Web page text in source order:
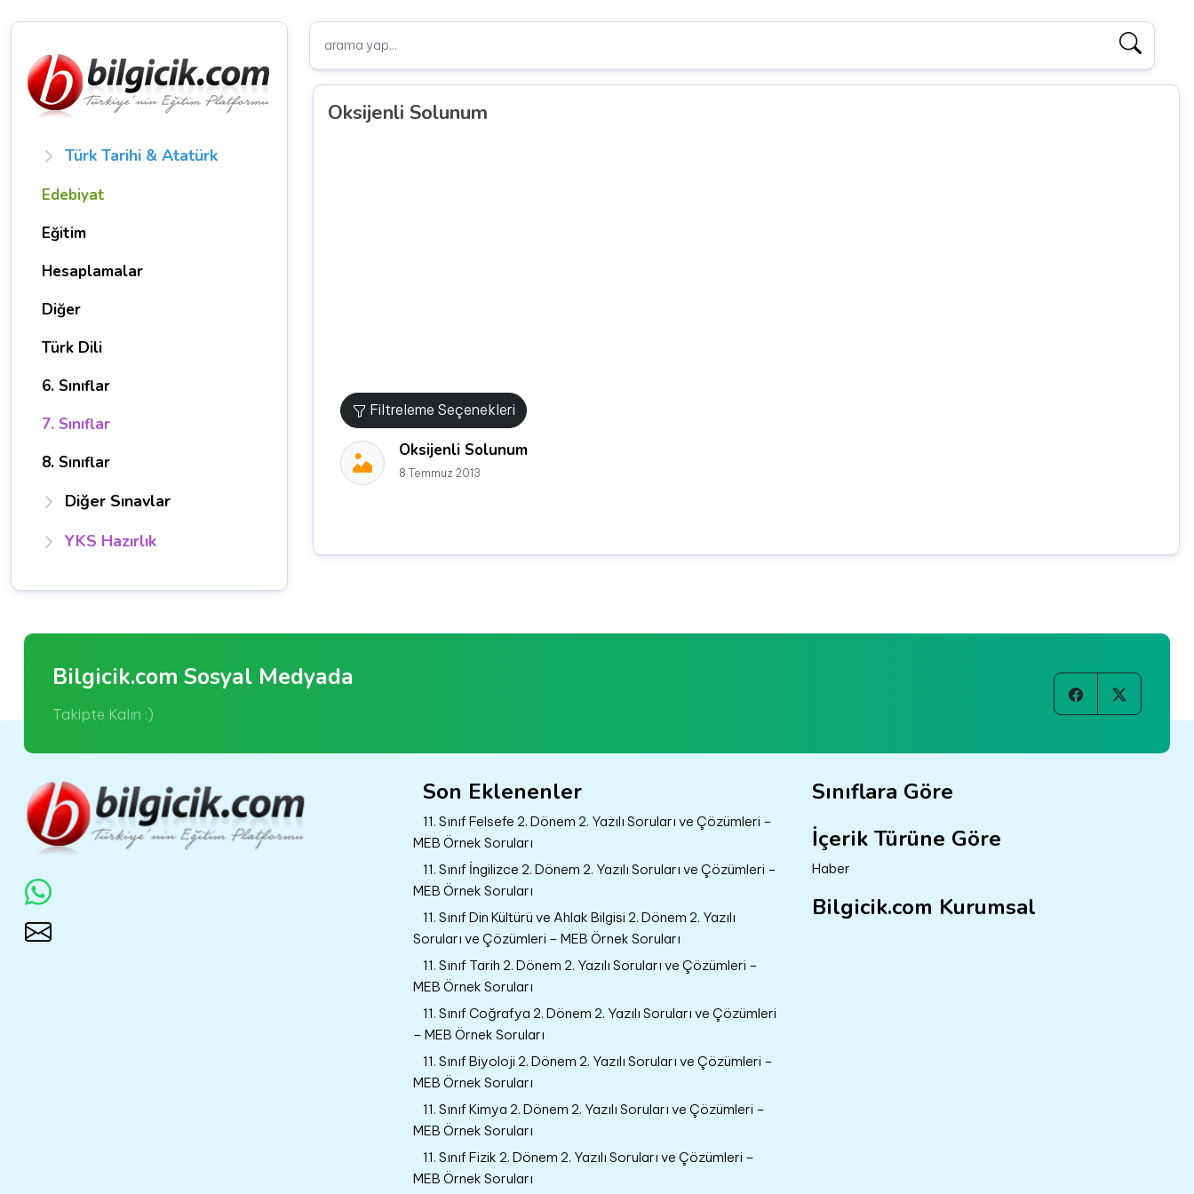
Türk Tarihi & Atatürk
Edebiyat
Eğitim
Hesaplamalar
Diğer
Türk Dili
6. Sınıflar
7. Sınıflar
8. Sınıflar
Diğer Sınavlar
YKS Hazırlık
Oksijenli Solunum
Filtreleme Seçenekleri
Oksijenli Solunum
8 Temmuz 2013
Bilgicik.com Sosyal Medyada
Takipte Kalın :)
Son Eklenenler
11. Sınıf Felsefe 2. Dönem 2. Yazılı Soruları ve Çözümleri –
MEB Örnek Soruları
11. Sınıf İngilizce 2. Dönem 2. Yazılı Soruları ve Çözümleri –
MEB Örnek Soruları
11. Sınıf Din Kültürü ve Ahlak Bilgisi 2. Dönem 2. Yazılı
Soruları ve Çözümleri – MEB Örnek Soruları
11. Sınıf Tarih 2. Dönem 2. Yazılı Soruları ve Çözümleri –
MEB Örnek Soruları
11. Sınıf Coğrafya 2. Dönem 2. Yazılı Soruları ve Çözümleri
– MEB Örnek Soruları
11. Sınıf Biyoloji 2. Dönem 2. Yazılı Soruları ve Çözümleri –
MEB Örnek Soruları
11. Sınıf Kimya 2. Dönem 2. Yazılı Soruları ve Çözümleri –
MEB Örnek Soruları
11. Sınıf Fizik 2. Dönem 2. Yazılı Soruları ve Çözümleri –
MEB Örnek Soruları
Sınıflara Göre
İçerik Türüne Göre
Haber
Bilgicik.com Kurumsal